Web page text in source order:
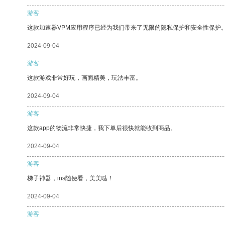
游客
这款加速器VPM应用程序已经为我们带来了无限的隐私保护和安全性保护
2024-09-04
游客
这款游戏非常好玩，画面精美，玩法丰富。
2024-09-04
游客
这款app的物流非常快捷，我下单后很快就能收到商品。
2024-09-04
游客
梯子神器，ins随便看，美美哒！
2024-09-04
游客